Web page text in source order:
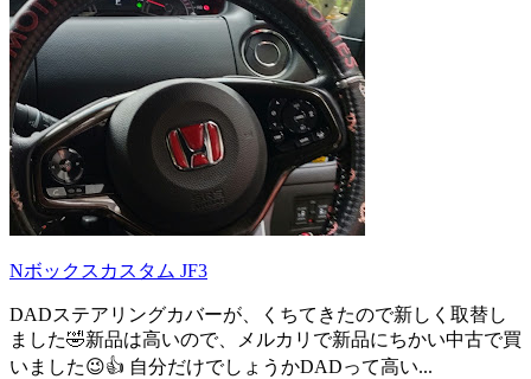
Nボックスカスタム JF3
DADステアリングカバーが、くちてきたので新しく取替し
ました🤣新品は高いので、メルカリで新品にちかい中古で買
いました😉👍 自分だけでしょうかDADって高い...